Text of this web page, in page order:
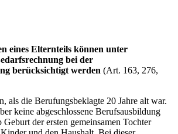
eines Elternteils können unter
bei der
berücksichtigt werden (Art. 163, 276,
als die Berufungsbeklagte 20 Jahre alt war.
keine abgeschlossene Berufsausbildung
der ersten gemeinsamen Tochter